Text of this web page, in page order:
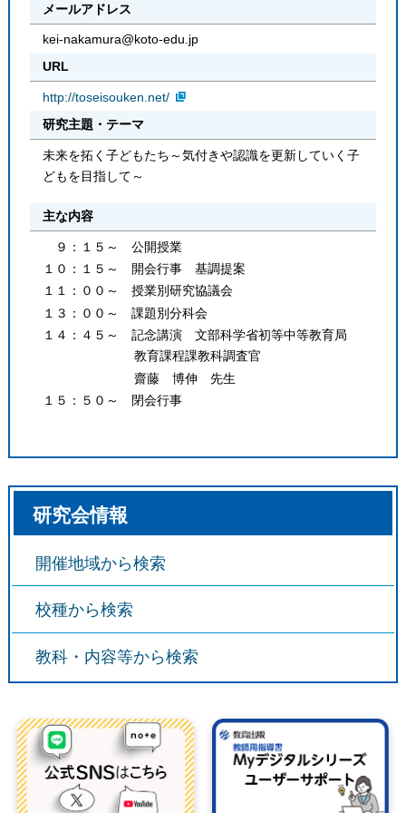
メールアドレス
kei-nakamura@koto-edu.jp
URL
http://toseisouken.net/
研究主題・テーマ
未来を拓く子どもたち～気付きや認識を更新していく子
どもを目指して～
主な内容
９：１５～ 公開授業
１０：１５～ 開会行事 基調提案
１１：００～ 授業別研究協議会
１３：００～ 課題別分科会
１４：４５～ 記念講演 文部科学省初等中等教育局
教育課程課教科調査官
齋藤 博伸 先生
１５：５０～ 閉会行事
研究会情報
開催地域から検索
校種から検索
教科・内容等から検索